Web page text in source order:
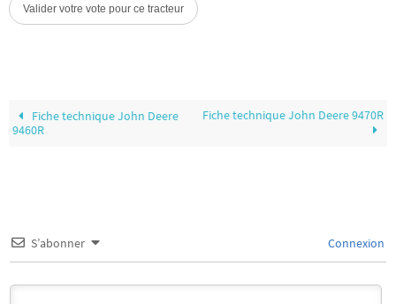
Fiche technique John Deere
9460R
Fiche technique John Deere 9470R
S’abonner Connexion